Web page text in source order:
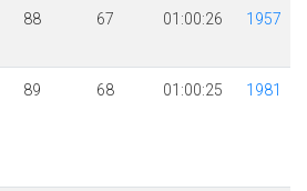
88 67 01:00:26 1957
89 68 01:00:25 1981